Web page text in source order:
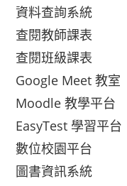
資料查詢系統
查閱教師課表
查閱班級課表
Google Meet 教室
Moodle 教學平台
EasyTest 學習平台
數位校園平台
圖書資訊系統